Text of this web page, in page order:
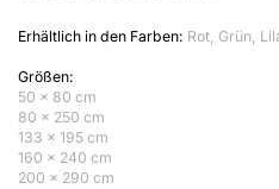
Erhältlich in den Farben: Rot, Grün,
Größen:
50 x 80 cm
80 x 250 cm
133 x 195 cm
160 x 240 cm
200 x 290 cm